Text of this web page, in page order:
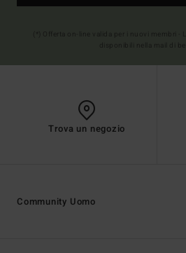
Trova un negozio
Community Uomo